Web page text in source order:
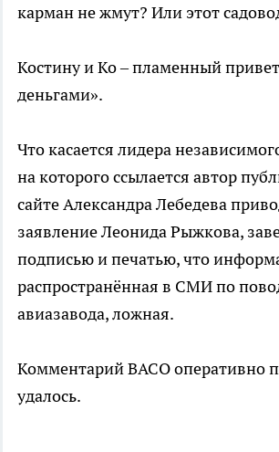
карман не жмут? Или этот
Костину и Ко – пламенный
деньгами».
Что касается лидера
на которого ссылается автор
сайте Александра Лебедева
заявление Леонида Рыжкова,
подписью и печатью, что
распространённая в СМИ по
авиазавода, ложная.
Комментарий ВАСО оперативно
удалось.